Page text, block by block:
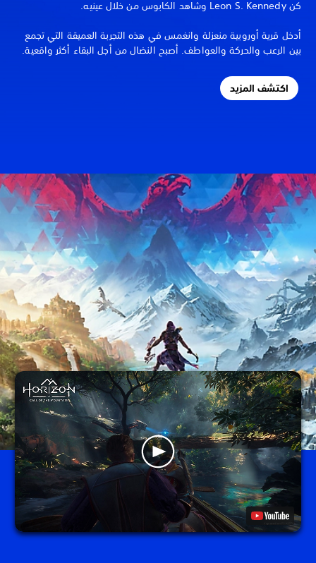
أدخل قرية أوروبية منعزلة وانغمس في هذه التجربة العميقة التي تجمع
بين الرعب والحركة والعواطف. أصبح النضال من أجل البقاء أكثر واقعية.
اكتشف المزيد